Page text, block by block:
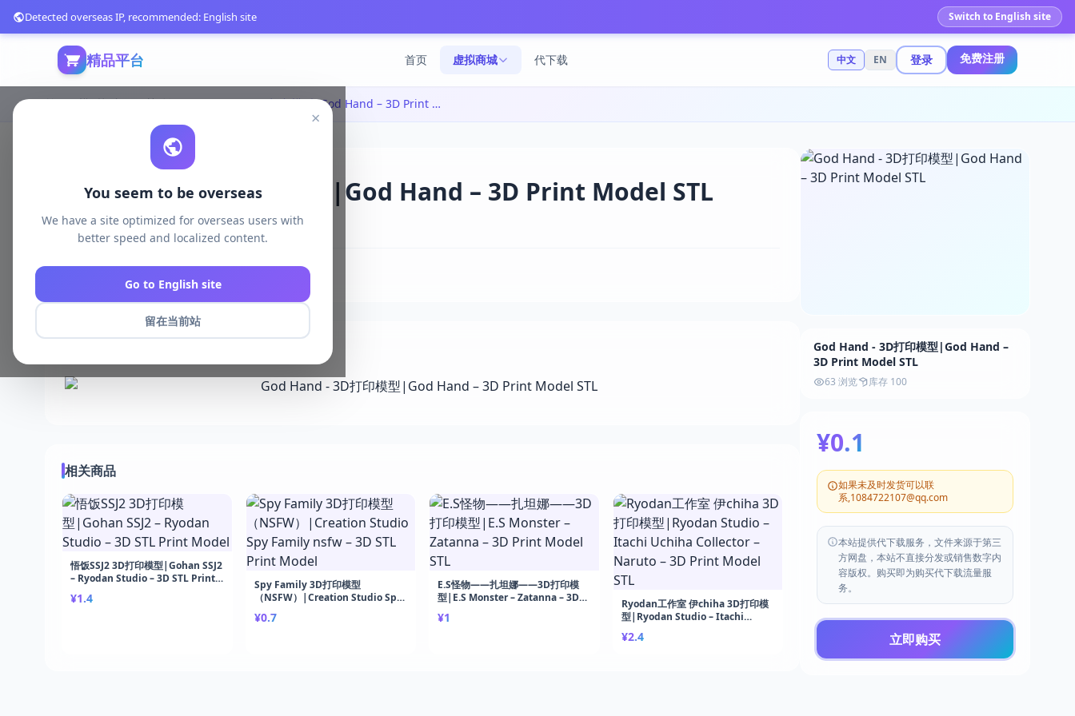
精品平台 首页 虚拟商城 代下载 中文 EN 登录 免费注册
Detected overseas IP, recommended: English site Switch to English site
×
You seem to be overseas
We have a site optimized for overseas users with
better speed and localized content.
Go to English site
留在当前站
首页 模型打印 日韩动漫 God Hand - 3D打印模型|God Hand – 3D Print Model STL
God Hand - 3D打印模型|God Hand – 3D Print Model STL
63 浏览 库存 100 2025-04-12
相关商品
悟饭SSJ2 3D打印模型|Gohan SSJ2
– Ryodan Studio – 3D STL Print
¥1.4
Spy Family 3D打印模型
（NSFW）|Creation Studio Spy
Model
¥0.7
E.S怪物——扎坦娜——3D打印模
型|E.S Monster – Zatanna – 3D
¥1
Ryodan工作室 伊chiha 3D打印模
型|Ryodan Studio – Itachi
Print Model STL
¥2.4
God Hand - 3D打印模型|God Hand –
3D Print Model STL
63 浏览 库存 100
¥0.1
如果未及时发货可以联
系,1084722107@qq.com
本站提供代下载服务，文件来源于第三
方网盘，本站不直接分发或销售数字内
容版权。购买即为购买代下载流量服
务。
立即购买